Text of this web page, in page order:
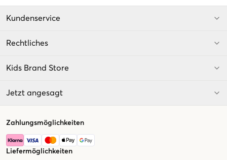
Kundenservice
Rechtliches
Kids Brand Store
Jetzt angesagt
Zahlungsmöglichkeiten
Liefermöglichkeiten